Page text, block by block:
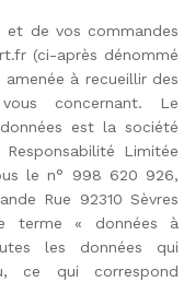
de vos commandes
(ci-après dénommé
amenée à recueillir des
concernant. Le
est la société
Responsabilité Limitée
le n° 998 620 926,
Rue 92310 Sèvres
terme « données à
les données qui
ce qui correspond